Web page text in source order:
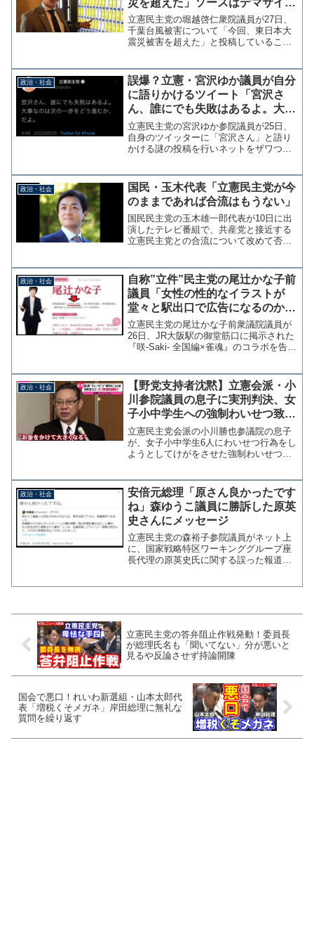
災を超えた」ソースはデマサイト
情報速報ドットコム
立憲民主党の堀越啓仁衆院議員が27日、
千葉台風被害について「今回、東日本大
震災被害を超えた」と投稿していること
えの３６７億円に！千葉として過去最大
の被害 安倍首相の公式...
政治・社会
誤爆？立憲・宮沢ゆか議員が自分
に語りかけるツイート「宮沢さ
ん、誰にでも失敗はあるよ。大事
なのは次の一歩をどう進むか、だ
よ。」
立憲民主党の宮沢ゆか参院議員が25日、
自身のツイッターに「宮沢さん」と語り
かける謎の投稿を行いネットをザワつか
歩をどう進むか、だよ。」と投稿してい
るが、これが複数アカウ...
政治・社会
国民・玉木代表「立憲民主党が今
のままであれば合流はもうない」
国民民主党の玉木雄一郎代表が10日に出
演したテレビ番組で、共産党と接近する
立憲民主党との合流について改めて否定
毎日新聞 国民民主党の玉木雄一郎代表
は10日のフジテ...
政治・社会
自称”立件”民主党の尾辻かな子前
議員「女性の性的なイラストが
堂々と駅出口で広告になるのか」
咲-Saki-全国編×雀魂のコラボ看
板に苦言
立憲民主党の尾辻かな子前衆議院議員が
26日、JR大阪駅の御堂筋口に掲示された
『咲-Saki- 全国編×雀魂』のコラボを告知
出口で広告になるのか…。」とコメント
をした...
政治・社会
【野党支持者沈黙】立憲会派・小
川参院議員の息子に実刑判決、女
子小中学生への強制わいせつ致傷
など連続6件（保釈中も犯行継
続）で懲役たったの4年？
立憲民主党会派の小川勝也参議院の息子
が、女子小中学生6人にわいせつ行為をし
ようとしてけがをさせた強制わいせつ致
年（求刑・懲役５年）の判決を言い渡し
た。 裁判長は「７カ月...
政治・社会
安倍元総理「原さん良かったです
ね」森ゆうこ議員に勝訴した原英
史さんにメッセージ
立憲民主党の森裕子参院議員がネット上
に、国家戦略特区ワーキンググループ座
長代理の原英史氏に関する誤った報道記
立憲民主党の答弁阻止作戦発動！委員長
が総理氏名も「聞いてない」分が悪いと
見るや反論させず持論開陳
国会で悪口！れいわ新選組・山本太郎代
表「増税くそメガネ」岸田総理に無礼な
質問を繰り返す